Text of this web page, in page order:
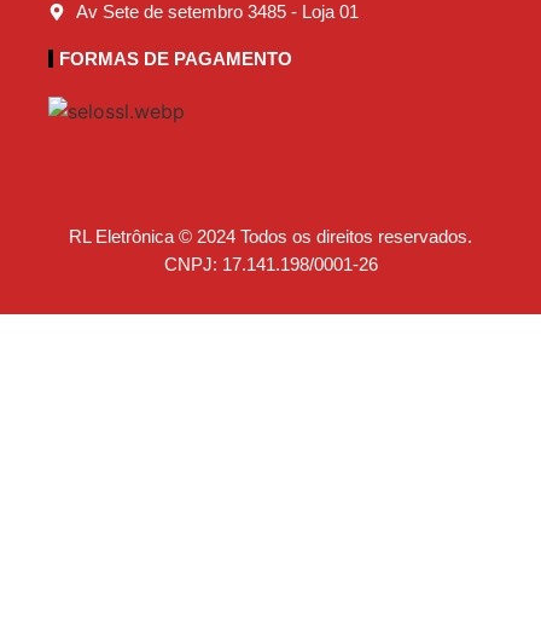
Av Sete de setembro 3485 - Loja 01
FORMAS DE PAGAMENTO
RL Eletrônica © 2024 Todos os direitos reservados.
CNPJ: 17.141.198/0001-26